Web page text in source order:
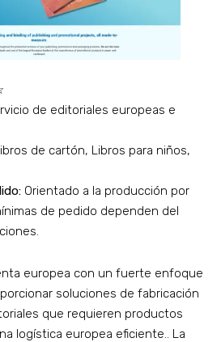
de editoriales europeas e
de cartón, Libros para niños,
Orientado a la producción por
de pedido dependen del
europea con un fuerte enfoque
soluciones de fabricación
que requieren productos
logística europea eficiente.. La